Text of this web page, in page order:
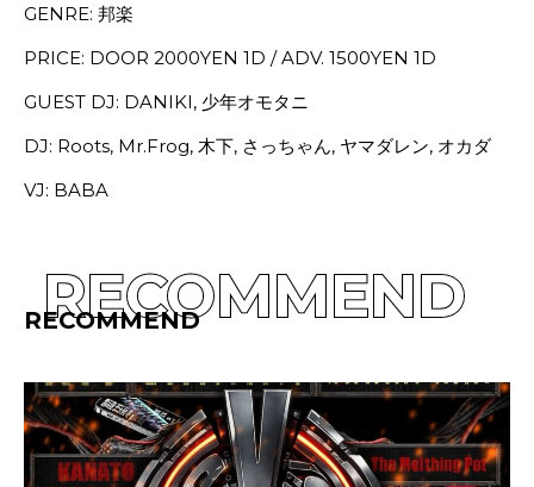
GENRE: 邦楽
PRICE: DOOR 2000YEN 1D / ADV. 1500YEN 1D
GUEST DJ: DANIKI, 少年オモタニ
DJ: Roots, Mr.Frog, 木下, さっちゃん, ヤマダレン, オカダ
VJ: BABA
RECOMMEND
RECOMMEND